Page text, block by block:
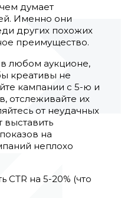
думает
Именно они
других похожих
преимущество.
любом аукционе,
креативы не
кампании с 5-ю и
отслеживайте их
от неудачных
на
неплохо
на 5-20% (что